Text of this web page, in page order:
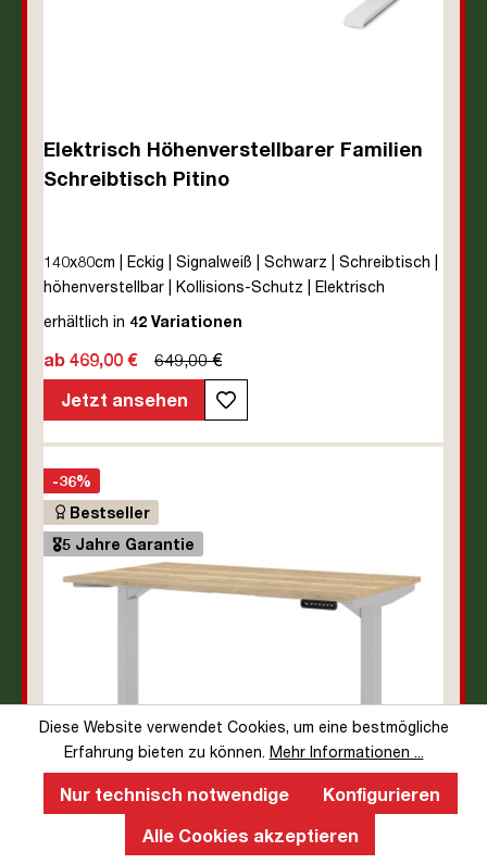
Elektrisch Höhenverstellbarer Familien
Schreibtisch Pitino
140x80cm | Eckig | Signalweiß | Schwarz | Schreibtisch |
höhenverstellbar | Kollisions-Schutz | Elektrisch
höhenverstellbar | Familiengerecht |
Herstellergarantie | unmontiert | TÜV© geprüfte
Ergonomie | TÜV© mobiles Arbeiten | bis zu 50 kg |
Pitino
erhältlich in 42 Variationen
ab 469,00 €
649,00 €
Jetzt ansehen
-36%
Bestseller
🎖️5 Jahre Garantie
Diese Website verwendet Cookies, um eine bestmögliche
Erfahrung bieten zu können. Mehr Informationen ...
Nur technisch notwendige
Konfigurieren
Alle Cookies akzeptieren